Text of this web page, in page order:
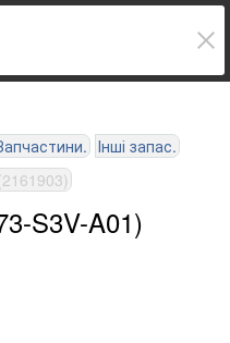
Інші запас.
S3V-A01)